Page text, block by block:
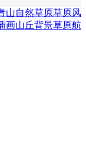
山自然草原草原风
画山丘背景草原航